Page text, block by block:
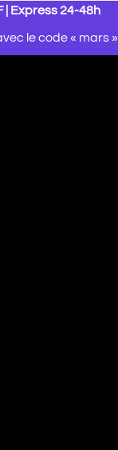
| Express 24-48h
le code « mars »